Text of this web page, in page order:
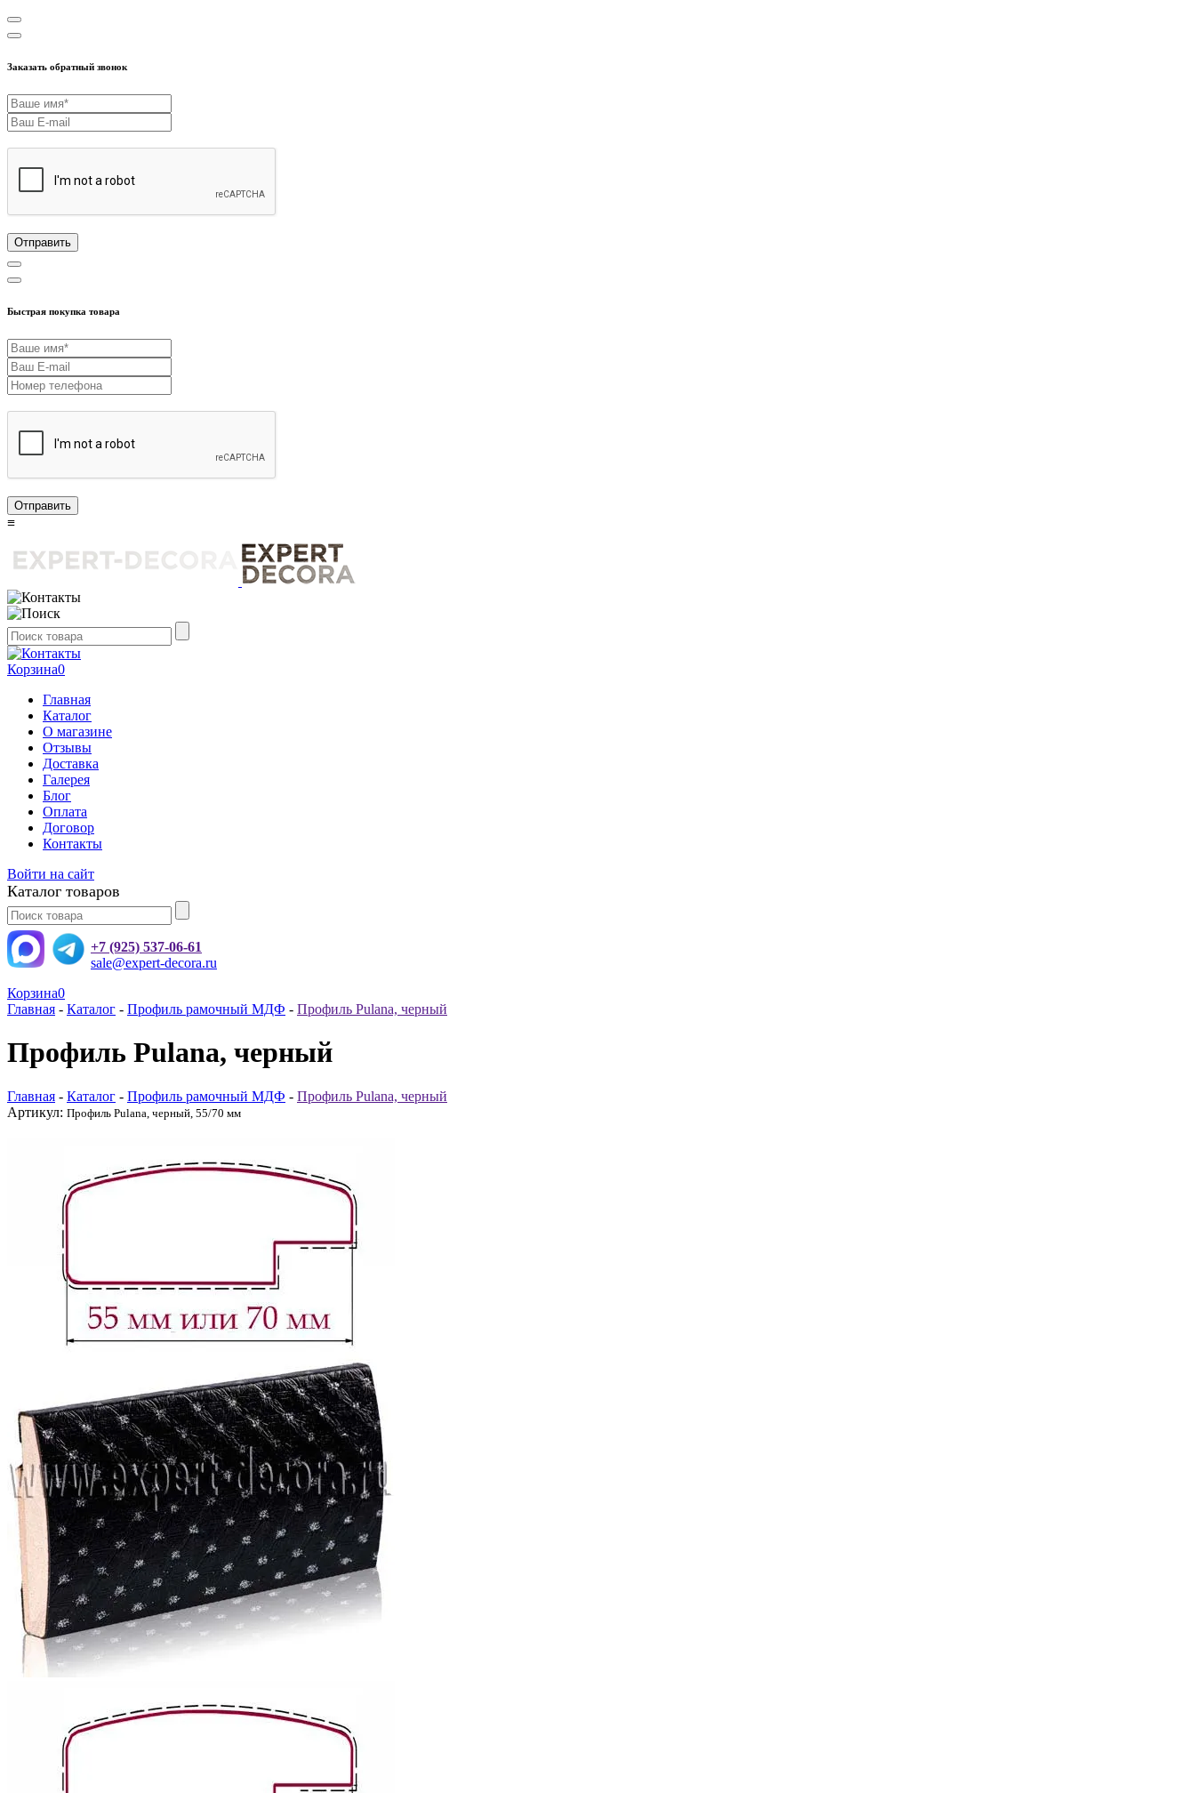
Заказать обратный звонок
Отправить
Быстрая покупка товара
Отправить
≡
Корзина0
Главная
Каталог
О магазине
Отзывы
Доставка
Галерея
Блог
Оплата
Договор
Контакты
Войти на сайт
Каталог товаров
+7 (925) 537-06-61
sale@expert-decora.ru
Корзина0
Главная - Каталог - Профиль рамочный МДФ - Профиль Pulana, черный
Профиль Pulana, черный
Главная - Каталог - Профиль рамочный МДФ - Профиль Pulana, черный
Артикул: Профиль Pulana, черный, 55/70 мм